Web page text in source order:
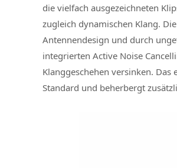
die vielfach ausgezeichneten
zugleich dynamischen Klang.
Antennendesign und durch
integrierten Active Noise
Klanggeschehen versinken.
Standard und beherbergt